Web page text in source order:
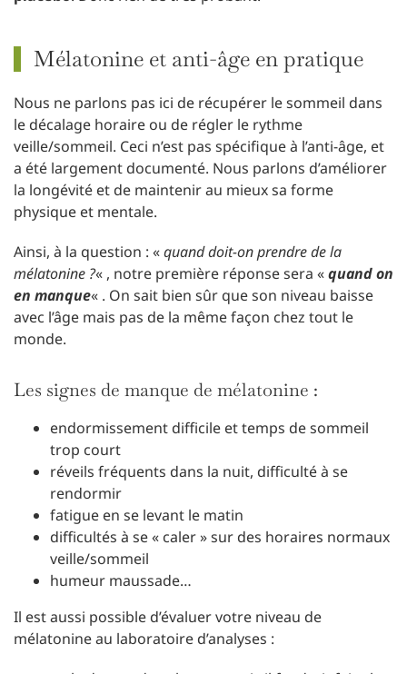
Mélatonine et anti-âge en pratique
Nous ne parlons pas ici de récupérer le sommeil dans
le décalage horaire ou de régler le rythme
veille/sommeil. Ceci n’est pas spécifique à l’anti-âge, et
a été largement documenté. Nous parlons d’améliorer
la longévité et de maintenir au mieux sa forme
physique et mentale.
Ainsi, à la question : «quand doit-on prendre de la
mélatonine ?« , notre première réponse sera «quand on
en manque« . On sait bien sûr que son niveau baisse
avec l’âge mais pas de la même façon chez tout le
monde.
Les signes de manque de mélatonine :
endormissement difficile et temps de sommeil
trop court
réveils fréquents dans la nuit, difficulté à se
rendormir
fatigue en se levant le matin
difficultés à se « caler » sur des horaires normaux
veille/sommeil
humeur maussade…
Il est aussi possible d’évaluer votre niveau de
mélatonine au laboratoire d’analyses :